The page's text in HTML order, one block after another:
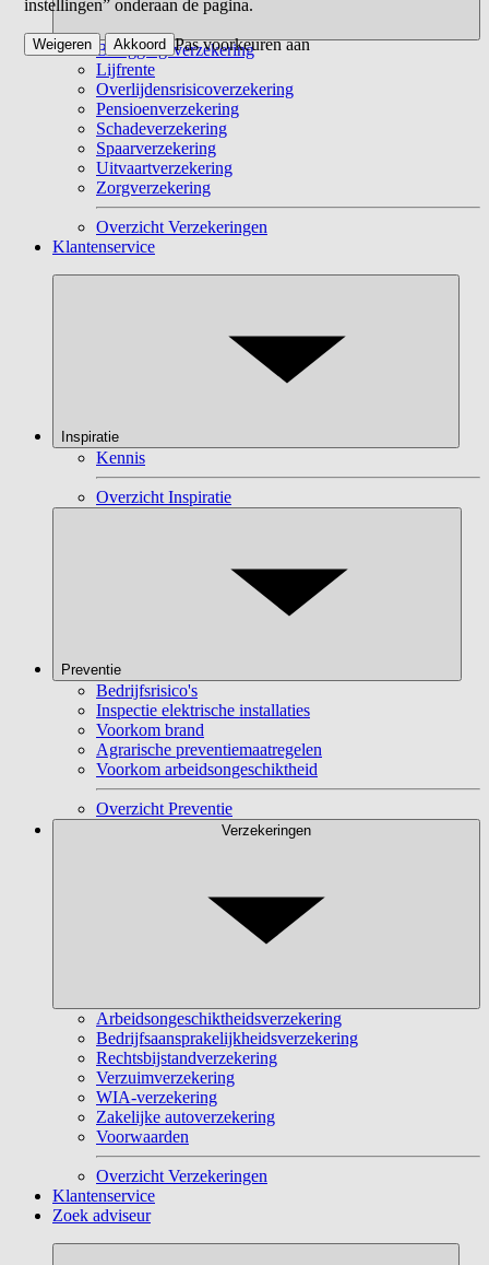
Beleggingsverzekering
Lijfrente
Overlijdensrisicoverzekering
Pensioenverzekering
Schadeverzekering
Spaarverzekering
Uitvaartverzekering
Zorgverzekering
Overzicht Verzekeringen
Klantenservice
Inspiratie
Kennis
Overzicht Inspiratie
Preventie
Bedrijfsrisico's
Inspectie elektrische installaties
Voorkom brand
Agrarische preventiemaatregelen
Voorkom arbeidsongeschiktheid
Overzicht Preventie
Verzekeringen
Arbeidsongeschiktheidsverzekering
Bedrijfsaansprakelijkheidsverzekering
Rechtsbijstandverzekering
Verzuimverzekering
WIA-verzekering
Zakelijke autoverzekering
Voorwaarden
Overzicht Verzekeringen
Klantenservice
Zoek adviseur
instellingen” onderaan de pagina.
Pas voorkeuren aan
Weigeren Akkoord